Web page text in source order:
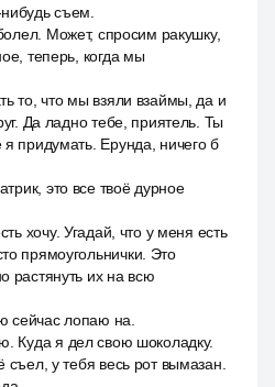
съем.
Может, спросим ракушку,
теперь, когда мы
то, что мы взяли взаймы, да и
Да ладно тебе, приятель. Ты
придумать. Ерунда, ничего б
это все твоё дурное
хочу. Угадай, что у меня есть
прямоугольнички. Это
растянуть их на всю
сейчас лопаю на.
Куда я дел свою шоколадку.
у тебя весь рот вымазан.